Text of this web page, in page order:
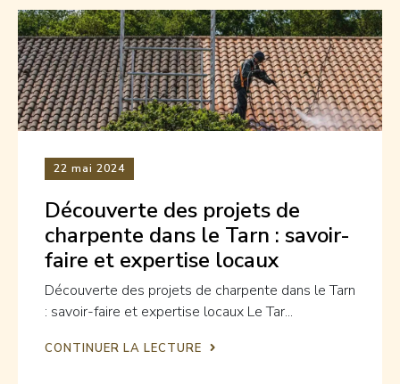
22 mai 2024
Découverte des projets de
charpente dans le Tarn : savoir-
faire et expertise locaux
Découverte des projets de charpente dans le Tarn
: savoir-faire et expertise locaux Le Tar...
CONTINUER LA LECTURE